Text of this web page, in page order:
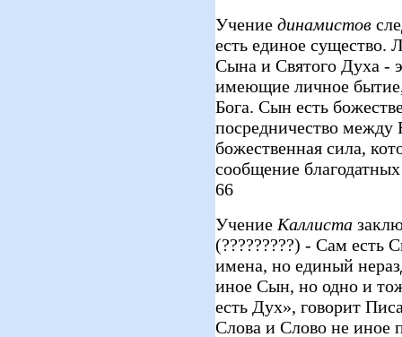
Учение динамистов
есть единое существо.
Сына и Святого Духа -
имеющие личное
Бога. Сын есть
посредничество
божественная сила,
сообщение
66
Учение Каллиста
(?????????) - Сам есть
имена, но единый
иное Сын, но одно и
есть Дух», говорит
Слова и Слово не иное